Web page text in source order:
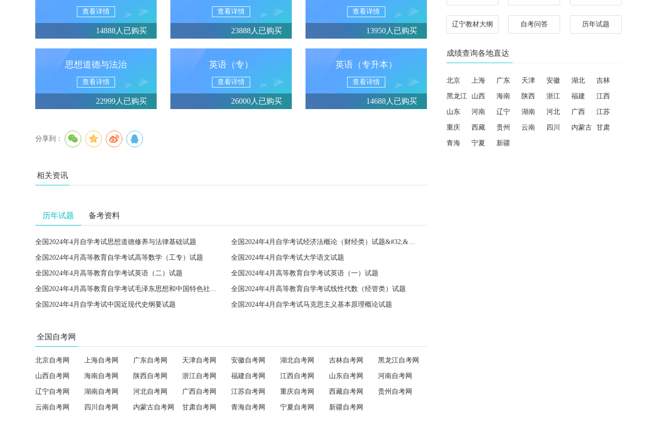
查看详情
14888人已购买
查看详情
23888人已购买
查看详情
13950人已购买
思想道德与法治
查看详情
22999人已购买
英语（专）
查看详情
26000人已购买
英语（专升本）
查看详情
14688人已购买
分享到：
相关资讯
历年试题 备考资料
全国2024年4月自学考试思想道德修养与法律基础试题 全国2024年4月自学考试经济法概论（财经类）试题&#32;&#32;
全国2024年4月高等教育自学考试高等数学（工专）试题 全国2024年4月自学考试大学语文试题
全国2024年4月高等教育自学考试英语（二）试题 全国2024年4月高等教育自学考试英语（一）试题
全国2024年4月高等教育自学考试毛泽东思想和中国特色社会主义理论体系概论试题 全国2024年4月高等教育自学考试线性代数（经管类）试题
全国2024年4月自学考试中国近现代史纲要试题 全国2024年4月自学考试马克思主义基本原理概论试题
全国自考网
北京自考网 上海自考网 广东自考网 天津自考网 安徽自考网 湖北自考网 吉林自考网 黑龙江自考网
山西自考网 海南自考网 陕西自考网 浙江自考网 福建自考网 江西自考网 山东自考网 河南自考网
辽宁自考网 湖南自考网 河北自考网 广西自考网 江苏自考网 重庆自考网 西藏自考网 贵州自考网
云南自考网 四川自考网 内蒙古自考网 甘肃自考网 青海自考网 宁夏自考网 新疆自考网
辽宁教材大纲 自考问答 历年试题
成绩查询各地直达
北京 上海 广东 天津 安徽 湖北 吉林
黑龙江 山西 海南 陕西 浙江 福建 江西
山东 河南 辽宁 湖南 河北 广西 江苏
重庆 西藏 贵州 云南 四川 内蒙古 甘肃
青海 宁夏 新疆